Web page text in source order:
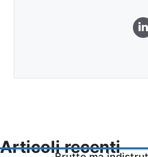
Articoli recenti